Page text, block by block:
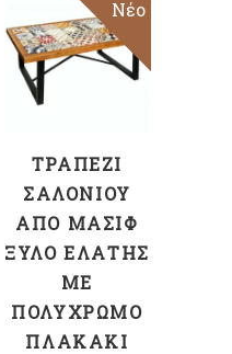
Sale
Νέο
ΠΡΟΣΘΉΚΗ
ΣΤΟ ΚΑΛΆΘΙ
ΤΡΑΠΈΖΙ
ΣΑΛΟΝΙΟΎ
ΑΠΌ ΜΑΣΊΦ
ΞΎΛΟ ΕΛΆΤΗΣ
ΜΕ
ΠΟΛΎΧΡΩΜΟ
ΠΛΑΚΆΚΙ